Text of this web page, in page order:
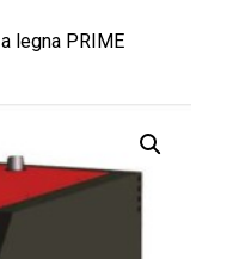
legna PRIME